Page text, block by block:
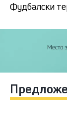
Фудбалски